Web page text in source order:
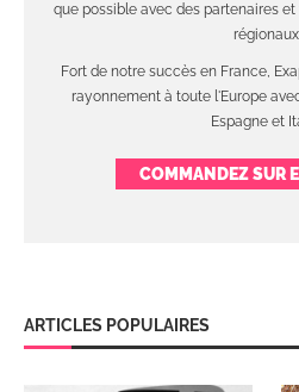
que possible avec des partenaires
Fort de notre succès en France,
rayonnement à toute l'Europe
Espagne et
COMMANDEZ SUR
ARTICLES POPULAIRES